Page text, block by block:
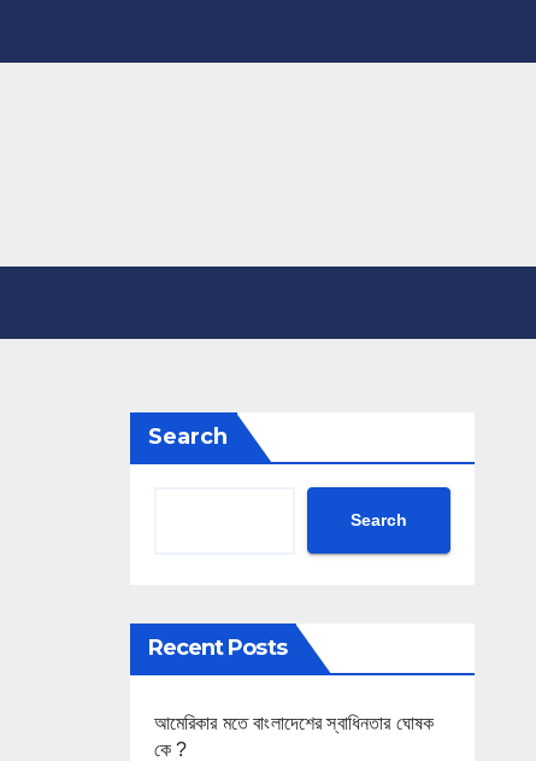
Search
Search
Recent Posts
আমেরিকার মতে বাংলাদেশের স্বাধিনতার ঘোষক
কে ?